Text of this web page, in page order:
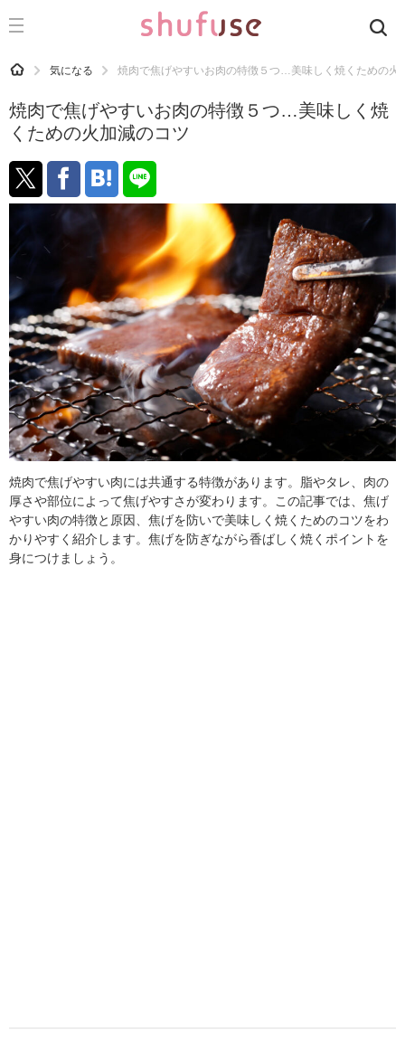
CATEGORY 記事カテゴリ
運気
洗濯
生活の知恵
マナー
趣味
食材辞典
おすすめ
HOME 気になる 焼肉で焦げやすいお肉の特徴５つ…美味しく焼くための火
焼肉で焦げやすいお肉の特徴５つ…美味しく焼
くための火加減のコツ
焼肉で焦げやすい肉には共通する特徴があります。脂やタレ、肉の
厚さや部位によって焦げやすさが変わります。この記事では、焦げ
やすい肉の特徴と原因、焦げを防いで美味しく焼くためのコツをわ
かりやすく紹介します。焦げを防ぎながら香ばしく焼くポイントを
身につけましょう。